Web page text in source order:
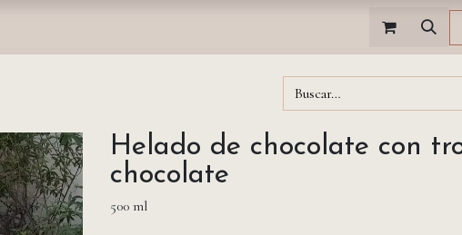
Helado de chocolate con
chocolate
500 ml